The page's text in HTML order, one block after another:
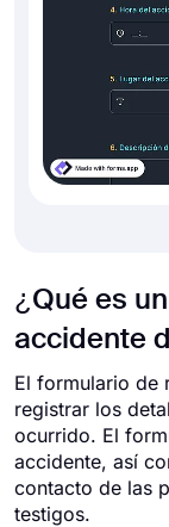
¿Qué es
accidente
El formulario de
registrar los
ocurrido. El
accidente, así
contacto de las
testigos.